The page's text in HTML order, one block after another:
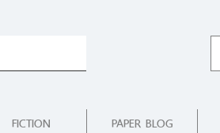
FICTION PAPER BLOG